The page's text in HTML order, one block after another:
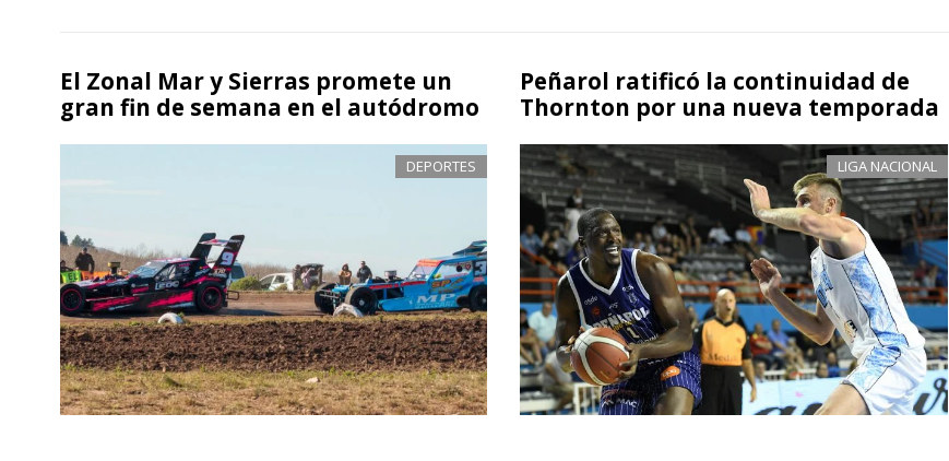
El Zonal Mar y Sierras promete un
gran fin de semana en el autódromo
DEPORTES
Peñarol ratificó la continuidad de
Thornton por una nueva temporada
LIGA NACIONAL